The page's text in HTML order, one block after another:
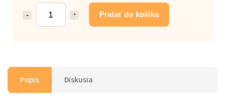
Pridať do košíka
Popis Diskusia